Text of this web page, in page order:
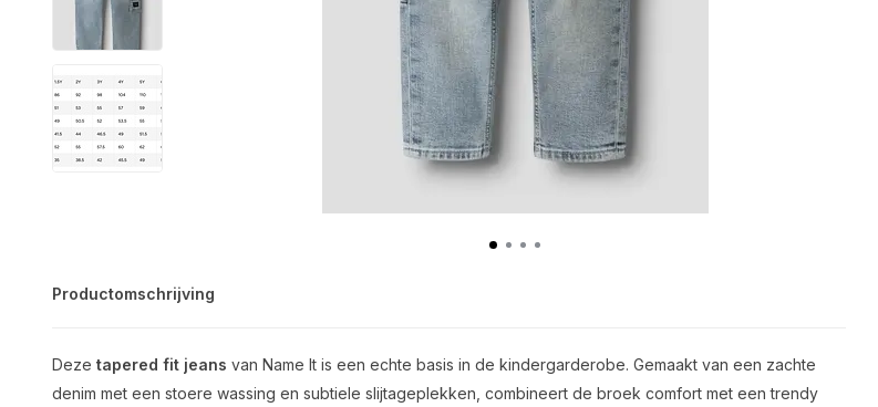
Productomschrijving
Deze tapered fit jeans van Name It is een echte basis in de kindergarderobe. Gemaakt van een zachte
denim met een stoere wassing en subtiele slijtageplekken, combineert de broek comfort met een trendy